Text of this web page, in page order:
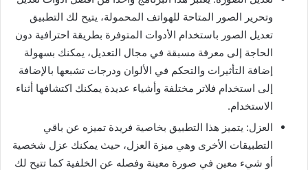
وتحرير الصور المتاحة للهواتف المحمولة، يتيح لك التطبيق
تعديل الصور باستخدام الأدوات المتوفرة بطريقة احترافية دون
الحاجة إلى معرفة مسبقة في مجال التعديل، يمكنك بسهولة
إضافة التأثيرات والتحكم في الألوان ودرجات تشبعها بالإضافة
إلى استخدام فلاتر مختلفة وأشياء عديدة يمكنك اكتشافها أثناء
الاستخدام.
العزل: يتميز هذا التطبيق بخاصية فريدة تميزه عن باقي
التطبيقات الأخرى وهي ميزة العزل، حيث يمكنك عزل شخصية
أو شيء معين في صورة معينة وفصله عن الخلفية كما تتيح لك